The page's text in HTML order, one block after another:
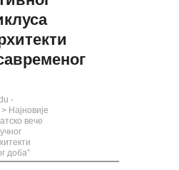
-
> Најновије
вече
доба”